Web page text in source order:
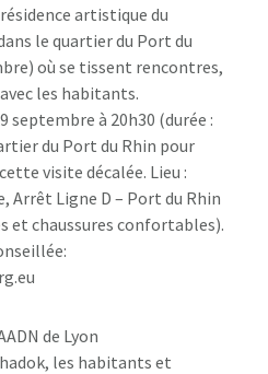
artistique du
le quartier du Port du
où se tissent rencontres,
les habitants.
septembre à 20h30 (durée :
du Port du Rhin pour
visite décalée. Lieu :
Arrêt Ligne D – Port du Rhin
et chaussures confortables).
de Lyon
les habitants et